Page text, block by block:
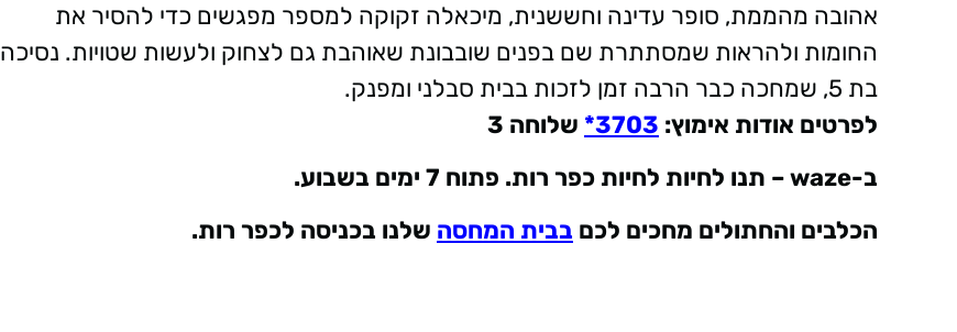
אהובה מהממת, סופר עדינה וחששנית, מיכאלה זקוקה למספר מפגשים כדי להסיר את
החומות ולהראות שמסתתרת שם בפנים שובבונת שאוהבת גם לצחוק ולעשות שטויות. נסיכה
בת 5, שמחכה כבר הרבה זמן לזכות בבית סבלני ומפנק.
לפרטים אודות אימוץ:
3703* שלוחה 3
ב-waze – תנו לחיות לחיות כפר רות. פתוח 7 ימים בשבוע
.
הכלבים והחתולים מחכים לכם בבית המחסה שלנו בכניסה לכפר רות.